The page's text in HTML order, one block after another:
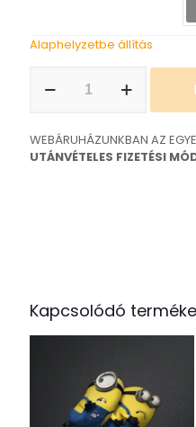
Alaphelyzetbe állítás
Bros
WEBÁRUHÁZUNKBAN AZ
UTÁNVÉTELES FIZETÉSI
Kapcsolódó